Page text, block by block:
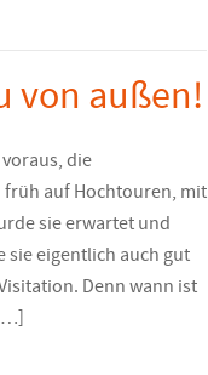
von außen!
die
auf Hochtouren, mit
sie erwartet und
sie eigentlich auch gut
Denn wann ist